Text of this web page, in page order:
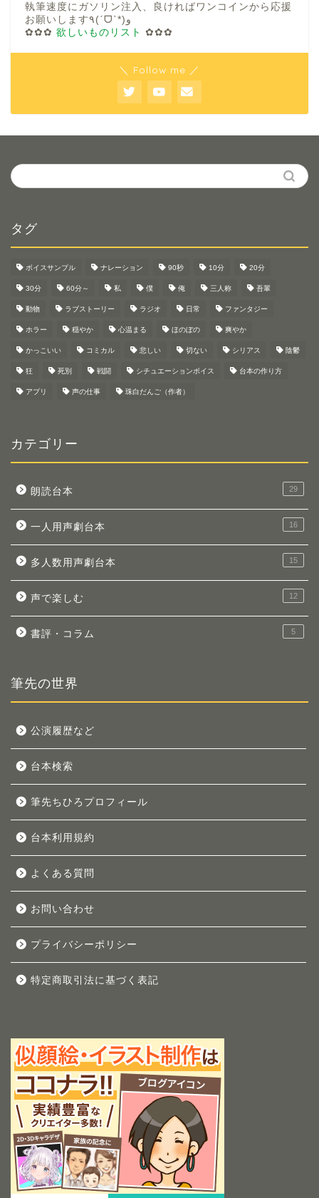
執筆速度にガソリン注入、良ければワンコインから応援
お願いします٩(ˊᗜˋ*)و
✿✿✿ 欲しいものリスト ✿✿✿
＼ Follow me ／
タグ
ボイスサンプル ナレーション 90秒 10分 20分
30分 60分～ 私 僕 俺 三人称 吾輩
動物 ラブストーリー ラジオ 日常 ファンタジー
ホラー 穏やか 心温まる ほのぼの 爽やか
かっこいい コミカル 悲しい 切ない シリアス 陰鬱
狂 死別 戦闘 シチュエーションボイス 台本の作り方
アプリ 声の仕事 珠白だんご（作者）
カテゴリー
朗読台本 29
一人用声劇台本 16
多人数用声劇台本 15
声で楽しむ 12
書評・コラム 5
筆先の世界
公演履歴など
台本検索
筆先ちひろプロフィール
台本利用規約
よくある質問
お問い合わせ
プライバシーポリシー
特定商取引法に基づく表記